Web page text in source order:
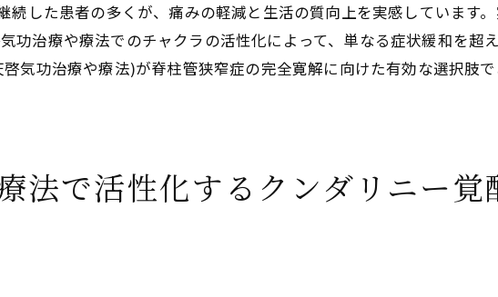
気功治療(天啓気功治療や療法)の段階的アプローチ
和らげる気功治療(天啓気功治療や療法)の精神的側面
見る天啓気功治療や療法で活性化するクンダリニー気功治療(天啓気
法で活性化するチャクラ覚醒を無理なく進めるための実践法
療法で活性化するクンダリニー気功治療(天啓気功治療や療法)を自宅で
慮したセルフメンテナンスの手順
継続的セルフケアの重要性
続した患者の多くが、痛みの軽減と生活の質向上を実感しています
功治療や療法でのチャクラの活性化によって、単なる症状緩和を超
気功治療や療法)が脊柱管狭窄症の完全寛解に向けた有効な選択肢
法で活性化するクンダリニー